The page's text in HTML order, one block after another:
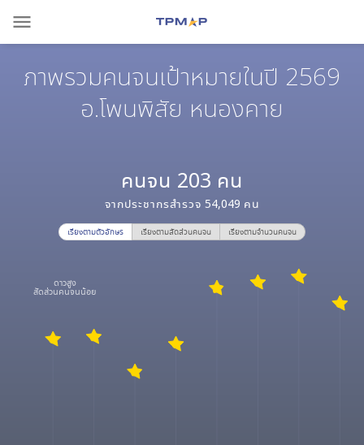
menu
ภาพรวมคนจนเป้าหมายในปี 2569
อ.โพนพิสัย หนองคาย
คนจน 203 คน
จากประชากรสำรวจ 54,049 คน
เรียงตามตัวอักษร เรียงตามสัดส่วนคนจน เรียงตามจำนวนคนจน
ดาวสูง
สัดส่วนคนจนน้อย